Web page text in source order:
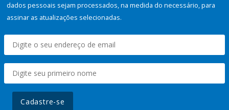
dados pessoais sejam processados, na medida do necessário, para
assinar as atualizações selecionadas.
Cadastre-se